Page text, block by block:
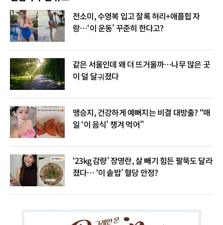
전소미, 수영복 입고 잘록 허리+애플힙 자
랑…‘이 운동’ 꾸준히 한다고?
같은 서울인데 왜 더 뜨거울까…나무 많은 곳
이 덜 달궈졌다
맹승지, 건강하게 예뻐지는 비결 대방출? “매
일 ‘이 음식’ 챙겨 먹어”
‘23kg 감량’ 장영란, 살 빼기 힘든 팔뚝도 달라
졌다… ‘이 솥밥’ 혈당 안정?